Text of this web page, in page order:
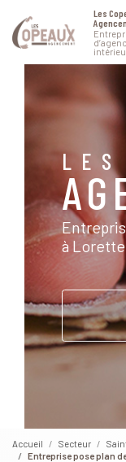
contenu
Les
Entreprise
LES
à Lorette
Accueil Secteur
Entreprise pose plan